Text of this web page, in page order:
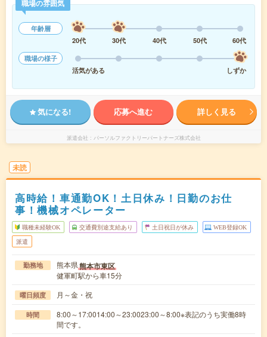
職場の雰囲気
年齢層
20代
30代 40代 50代
60代
職場の様子
活気がある
しずか
気になる! 応募へ進む 詳しく見る
派遣会社 パーソルファクトリーパートナーズ株式会社
未読
高時給！車通勤OK！土日休み！日勤のお仕
事！機械オペレーター
職種未経験OK 交通費別途支給あり 土日祝日が休み WEB登録OK
派遣
勤務地 熊本県熊本市東区
健軍町駅から車15分
曜日頻度 月～金・祝
時間
8:00～17:0014:00～23:0023:00～8:00※表記のうち実働8時
間です。